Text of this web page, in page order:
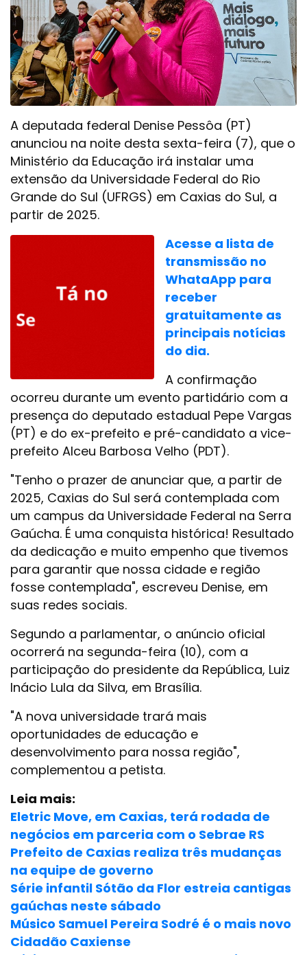
A deputada federal Denise Pessôa (PT)
anunciou na noite desta sexta-feira (7), que o
Ministério da Educação irá instalar uma
extensão da Universidade Federal do Rio
Grande do Sul (UFRGS) em Caxias do Sul, a
partir de 2025.
Acesse a lista de
transmissão no
WhataApp para
receber
gratuitamente as
principais notícias
do dia.
A confirmação
ocorreu durante um evento partidário com a
presença do deputado estadual Pepe Vargas
(PT) e do ex-prefeito e pré-candidato a vice-
prefeito Alceu Barbosa Velho (PDT).
"Tenho o prazer de anunciar que, a partir de
2025, Caxias do Sul será contemplada com
um campus da Universidade Federal na Serra
Gaúcha. É uma conquista histórica! Resultado
da dedicação e muito empenho que tivemos
para garantir que nossa cidade e região
fosse contemplada", escreveu Denise, em
suas redes sociais.
Segundo a parlamentar, o anúncio oficial
ocorrerá na segunda-feira (10), com a
participação do presidente da República, Luiz
Inácio Lula da Silva, em Brasília.
"A nova universidade trará mais
oportunidades de educação e
desenvolvimento para nossa região",
complementou a petista.
Leia mais:
Eletric Move, em Caxias, terá rodada de
negócios em parceria com o Sebrae RS
Prefeito de Caxias realiza três mudanças
na equipe de governo
Série infantil Sótão da Flor estreia cantigas
gaúchas neste sábado
Músico Samuel Pereira Sodré é o mais novo
Cidadão Caxiense